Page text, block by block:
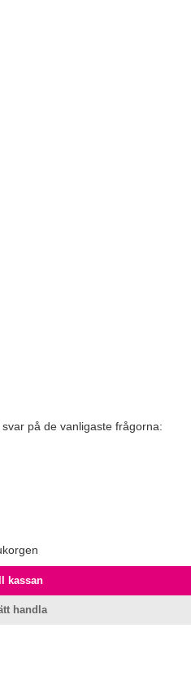
på de vanligaste frågorna:
kassan
handla